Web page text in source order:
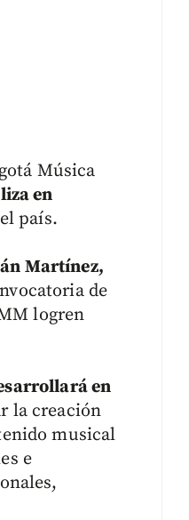
Música
en
país.
Martínez,
de
logren
en
la creación
musical
e